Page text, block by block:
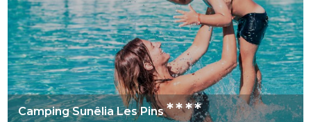
Camping Sunêlia Les Pins****